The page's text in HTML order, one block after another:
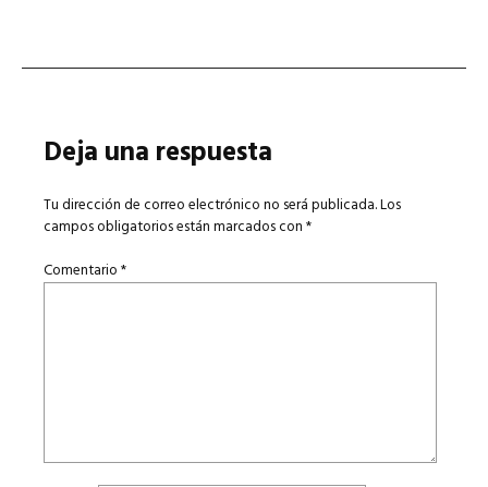
Deja una respuesta
Tu dirección de correo electrónico no será publicada.Los
campos obligatorios están marcados con*
Comentario*